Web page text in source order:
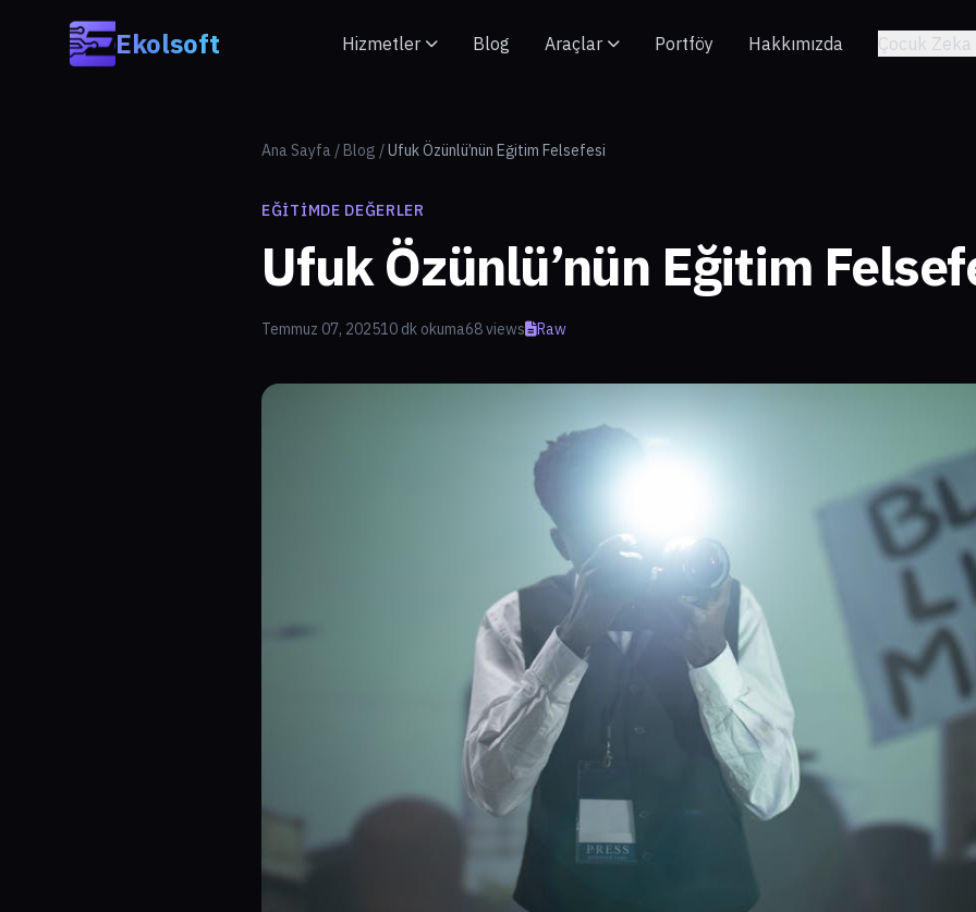
Ekolsoft Hizmetler Blog Araçlar Portföy Hakkımızda Çocuk Zeka
Ana Sayfa / Blog /Ufuk Özünlü’nün Eğitim Felsefesi
EĞITIMDE DEĞERLER
Ufuk Özünlü’nün Eğitim
Temmuz 07, 202510 dk okuma68 views Raw